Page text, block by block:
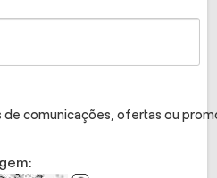
comunicações, ofertas ou